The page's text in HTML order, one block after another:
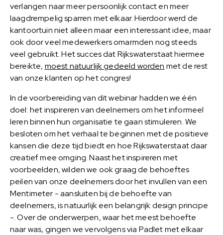
verlangen naar meer persoonlijk contact en meer
laagdrempelig sparren met elkaar. Hierdoor werd de
kantoortuin niet alleen maar een interessant idee, maar
ook door veel medewerkers omarmden nog steeds
veel gebruikt. Het succes dat Rijkswaterstaat hiermee
bereikte, moest natuurlijk gedeeld worden met de rest
van onze klanten op het congres!
In de voorbereiding van dit webinar hadden we één
doel: het inspireren van deelnemers om het informeel
leren binnen hun organisatie te gaan stimuleren. We
besloten om het verhaal te beginnen met de positieve
kansen die deze tijd biedt en hoe Rijkswaterstaat daar
creatief mee omging. Naast het inspireren met
voorbeelden, wilden we ook graag de behoeftes
peilen van onze deelnemers door het invullen van een
Mentimeter - aansluiten bij de behoefte van
deelnemers, is natuurlijk een belangrijk design principe
-. Over de onderwerpen, waar het meest behoefte
naar was, gingen we vervolgens via Padlet met elkaar